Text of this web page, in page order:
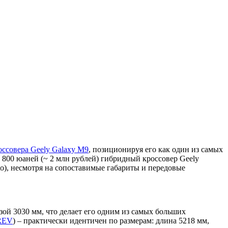
Geely Galaxy M9, позиционируя его как один из самых
юаней (~ 2 млн рублей) гибридный кроссовер Geely
несмотря на сопоставимые габариты и передовые
3030 мм, что делает его одним из самых больших
) – практически идентичен по размерам: длина 5218 мм,